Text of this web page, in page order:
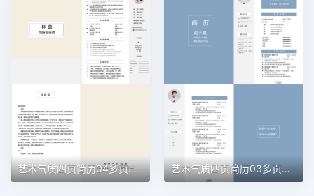
艺术气质四页简历04多页简历word模板 艺术气质四页简历03多页简历word模板